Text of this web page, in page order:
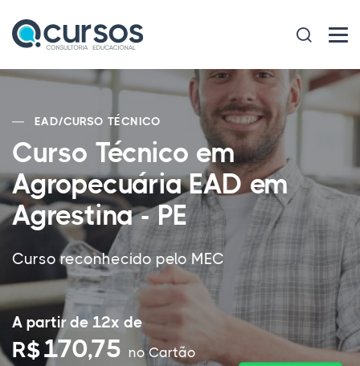
EAD/CURSO TÉCNICO
Curso Técnico em
Agropecuária EAD em
Agrestina - PE
Curso reconhecido pelo MEC
A partir de 12x de
R$170,75 no Cartão